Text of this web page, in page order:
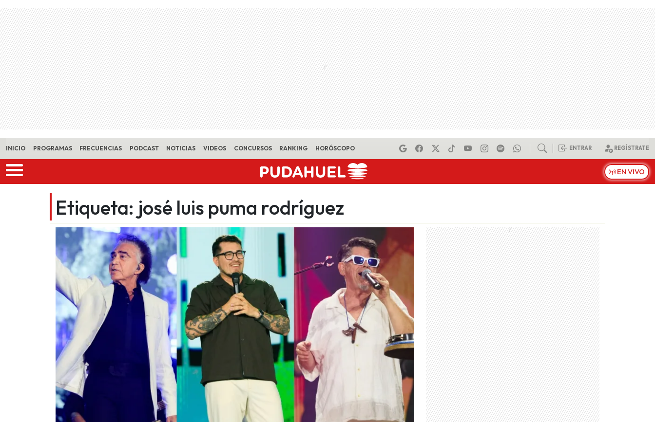
Skip to main content
INICIO PROGRAMAS FRECUENCIAS PODCAST NOTICIAS VIDEOS CONCURSOS RANKING HORÓSCOPO ENTRAR REGÍSTRATE
EN VIVO
Etiqueta: josé luis puma rodríguez